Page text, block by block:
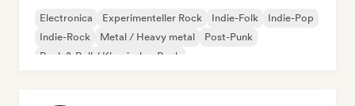
Electronica Experimenteller Rock Indie-Folk
Indie-Pop
Indie-Rock
Metal / Heavy metal
Post-Punk
Rock & Roll / Klassischer Rock